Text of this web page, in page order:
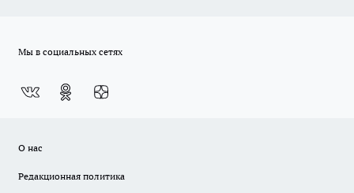
Мы в социальных сетях
О нас
Редакционная политика